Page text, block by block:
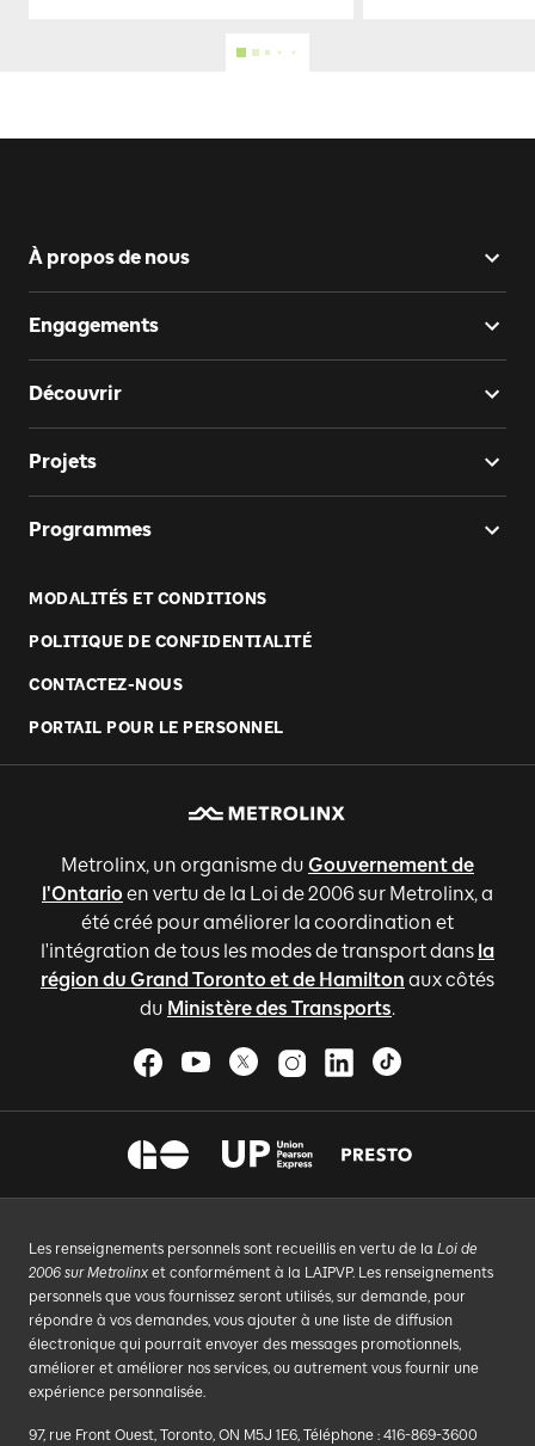
À propos de nous
Engagements
Découvrir
Projets
Programmes
MODALITÉS ET CONDITIONS
POLITIQUE DE CONFIDENTIALITÉ
CONTACTEZ-NOUS
PORTAIL POUR LE PERSONNEL
Metrolinx, un organisme du Gouvernement de
l'Ontario en vertu de la Loi de 2006 sur Metrolinx, a
été créé pour améliorer la coordination et
l'intégration de tous les modes de transport dans la
région du Grand Toronto et de Hamilton aux côtés
du Ministère des Transports.
Les renseignements personnels sont recueillis en vertu de la Loi de
2006 sur Metrolinx et conformément à la LAIPVP. Les renseignements
personnels que vous fournissez seront utilisés, sur demande, pour
répondre à vos demandes, vous ajouter à une liste de diffusion
électronique qui pourrait envoyer des messages promotionnels,
améliorer et améliorer nos services, ou autrement vous fournir une
expérience personnalisée.
97, rue Front Ouest, Toronto, ON M5J 1E6, Téléphone : 416-869-3600